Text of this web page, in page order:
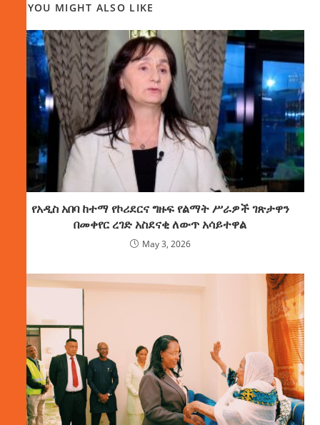
YOU MIGHT ALSO LIKE
የአዲስ አበባ ከተማ የኮሪደርና ግዙፍ የልማት ሥራዎች ገጽታዋን
በመቀየር ረገድ አስደናቂ ለውጥ አሳይተዋል
May 3, 2026